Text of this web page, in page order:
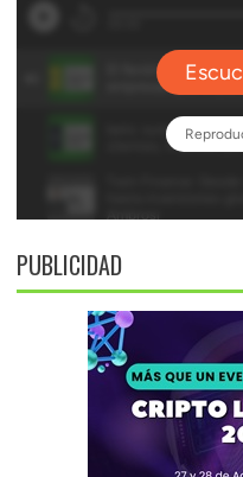
PUBLICIDAD